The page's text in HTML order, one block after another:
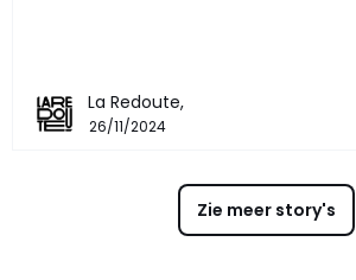
La Redoute,
26/11/2024
Zie meer story's